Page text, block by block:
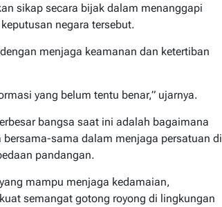
sikap secara bijak dalam menanggapi
negara tersebut.
menjaga keamanan dan ketertiban
yang belum tentu benar,” ujarnya.
bangsa saat ini adalah bagaimana
sama dalam menjaga persatuan di
pandangan.
mampu menjaga kedamaian,
semangat gotong royong di lingkungan